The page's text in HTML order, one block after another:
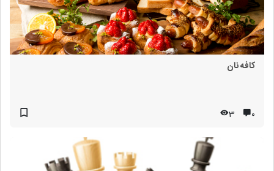
کافه نان
۰ 3